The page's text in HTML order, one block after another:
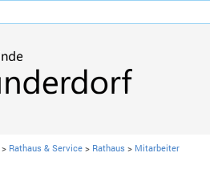
> Rathaus & Service > Rathaus > Mitarbeiter